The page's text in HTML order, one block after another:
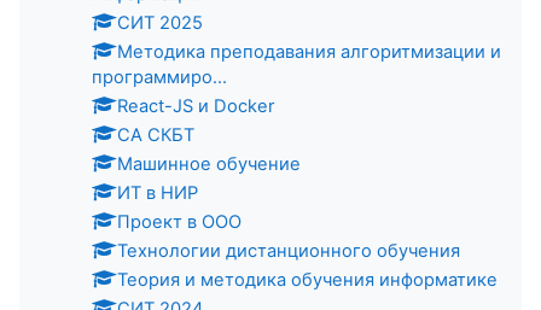
СИТ 2025
Методика преподавания алгоритмизации и
программиро...
React-JS и Docker
СА СКБТ
Машинное обучение
ИТ в НИР
Проект в ООО
Технологии дистанционного обучения
Теория и методика обучения информатике